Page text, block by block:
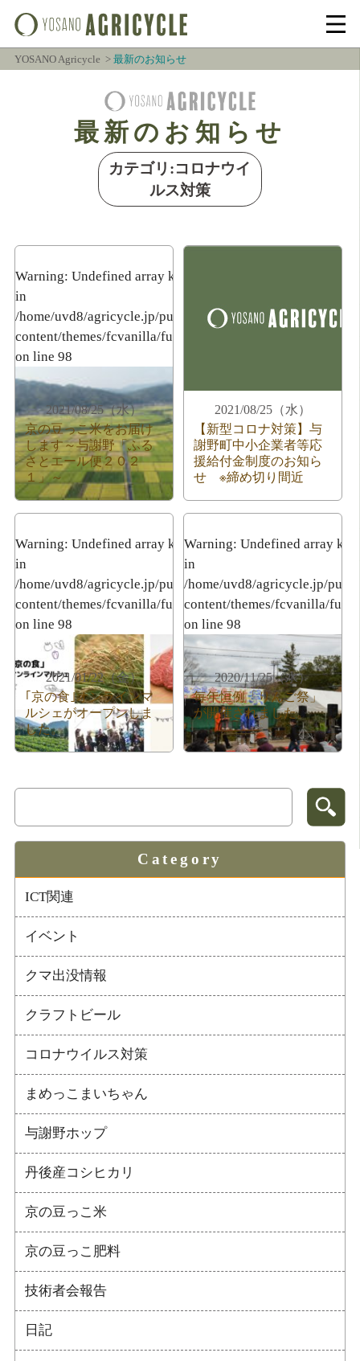
YOSANO Agricycle 最新のお知らせ
最新のお知らせ
カテゴリ:コロナウイ
ルス対策
Warning: Undefined array key 3
in
/home/uvd8/agricycle.jp/public_html/wp-
content/themes/fcvanilla/functions.php
on line 98
2021/08/25（水）
京の豆っこ米をお届け
します～与謝野「ふる
さとエール便２０２
１」～
2021/08/25（水）
【新型コロナ対策】与
謝野町中小企業者等応
援給付金制度のお知ら
せ ※締め切り間近
Warning: Undefined array key 3
in
/home/uvd8/agricycle.jp/public_html/wp-
content/themes/fcvanilla/functions.php
on line 98
2021/01/22（金）
｢京の食｣オンラインマ
ルシェがオープンしま
した。
Warning: Undefined array key
in
/home/uvd8/agricycle.jp/
content/themes/fcvanilla/
on line98
2020/11/25（水）
毎年恒例「りんご祭」
が開催されました。
Category
ICT関連
イベント
クマ出没情報
クラフトビール
コロナウイルス対策
まめっこまいちゃん
与謝野ホップ
丹後産コシヒカリ
京の豆っこ米
京の豆っこ肥料
技術者会報告
日記